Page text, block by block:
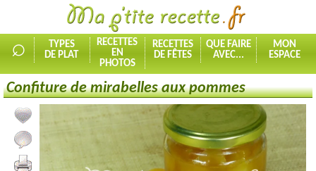
⌕
TYPES
DE PLAT
RECETTES
EN
PHOTOS
RECETTES
DE FÊTES
QUE FAIRE
AVEC...
MON
ESPACE
Confiture de mirabelles aux pommes
Ajouter la recette à mes favorites
Commenter, noter la recette
Imprimer la recette